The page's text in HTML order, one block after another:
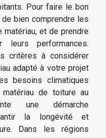
Pour faire le bon
bien comprendre les
matériau, et de prendre
performances.
critères à considérer
adapté à votre projet
besoins climatiques
matériau de toiture au
une démarche
la longévité et
Dans les régions